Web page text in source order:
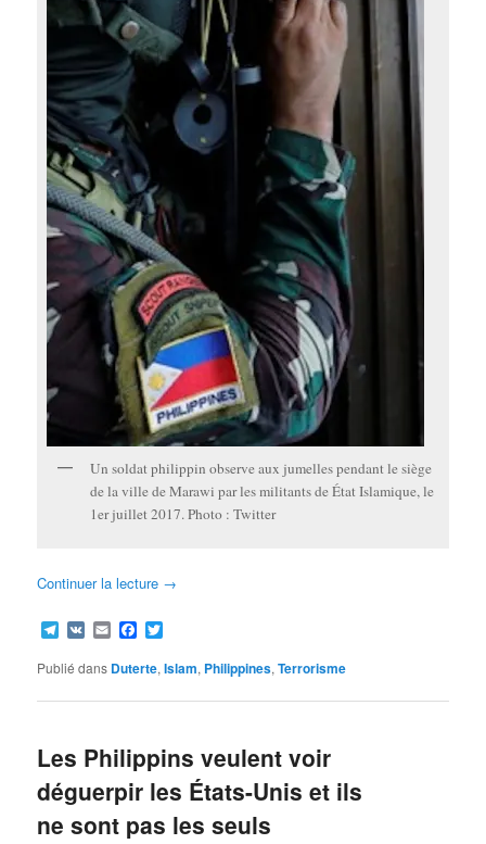
Un soldat philippin observe aux jumelles pendant le siège
de la ville de Marawi par les militants de État Islamique, le
1er juillet 2017. Photo : Twitter
Continuer la lecture →
Telegram
VK EmailFacebook
Publié dans Duterte,Islam, Philippines,Terrorisme
Les Philippins veulent voir
déguerpir les États-Unis et ils
ne sont pas les seuls